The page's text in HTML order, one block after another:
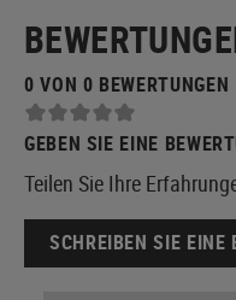
0 VON 0 BEWERTUNGEN
GEBEN SIE EINE
Teilen Sie Ihre
SCHREIBEN SIE EINE